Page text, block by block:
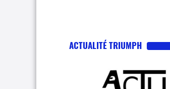
ACTUALITÉ TRIUMPH